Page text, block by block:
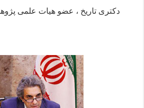
دکتری تاریخ ، عضو هیات علمی